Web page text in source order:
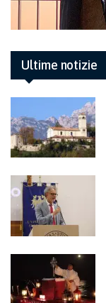
Ultime notizie